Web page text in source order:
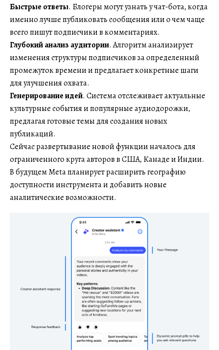
Быстрые ответы. Блогеры могут узнать у чат-бота, когда
именно лучше публиковать сообщения или о чем чаще
всего пишут подписчики в комментариях.
Глубокий анализ аудитории. Алгоритм анализирует
изменения структуры подписчиков за определенный
промежуток времени и предлагает конкретные шаги
для улучшения охвата.
Генерирование идей. Система отслеживает актуальные
культурные события и популярные аудиодорожки,
предлагая готовые темы для создания новых
публикаций.
Сейчас развертывание новой функции началось для
ограниченного круга авторов в США, Канаде и Индии.
В будущем Meta планирует расширить географию
доступности инструмента и добавить новые
аналитические возможности.